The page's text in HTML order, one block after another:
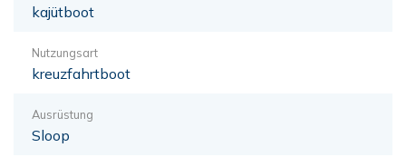
kajütboot
Nutzungsart
kreuzfahrtboot
Ausrüstung
Sloop